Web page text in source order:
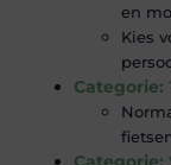
en
Kies
Categorie: